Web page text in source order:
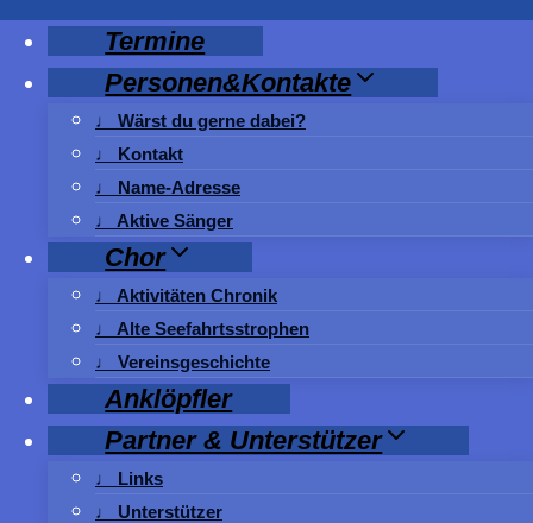
Zum
Inhalt
springen
Termine
Personen&Kontakte
♩ Wärst du gerne dabei?
♩ Kontakt
♩ Name-Adresse
♩ Aktive Sänger
Chor
♩ Aktivitäten Chronik
♩ Alte Seefahrtsstrophen
♩ Vereinsgeschichte
Anklöpfler
Partner & Unterstützer
♩ Links
♩ Unterstützer